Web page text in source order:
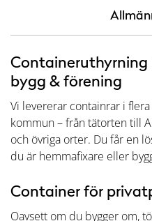
Containeruthyrning
bygg & förening
Vi levererar containrar i
kommun – från tätorten till
och övriga orter. Du får en
du är hemmafixare eller
Container för
Oavsett om du bygger om,